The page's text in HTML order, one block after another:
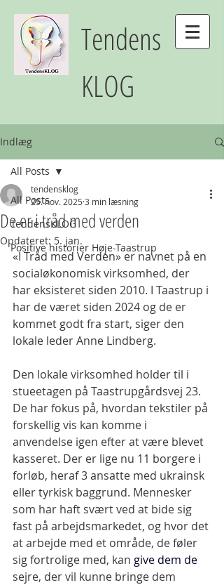
Tendens
KLOG
Indlæg
All Posts
TendensKLOG
Positive historier Høje-Taastrup
All Posts
De er i tråd med verden
tendensklog
25. nov. 2025 3 min læsning
Opdateret: 5. jan.
«I Tråd med Verden» er navnet på en
socialøkonomisk virksomhed, der
har eksisteret siden 2010. I Taastrup i
har de været siden 2024 og de er
kommet godt fra start, siger den
lokale leder Anne Lindberg.
Den lokale virksomhed holder til i
stueetagen på Taastrupgårdsvej 23.
De har fokus på, hvordan tekstiler på
forskellig vis kan komme i
anvendelse igen efter at være blevet
kasseret. Der er lige nu 11 borgere i
forløb, heraf 3 ansatte med ukrainsk
eller tyrkisk baggrund. Mennesker
som har haft svært ved at bide sig
fast på arbejdsmarkedet, og hvor det
at arbejde med et område, de føler
sig fortrolige med, kan give dem de
sejre, der vil kunne bringe dem